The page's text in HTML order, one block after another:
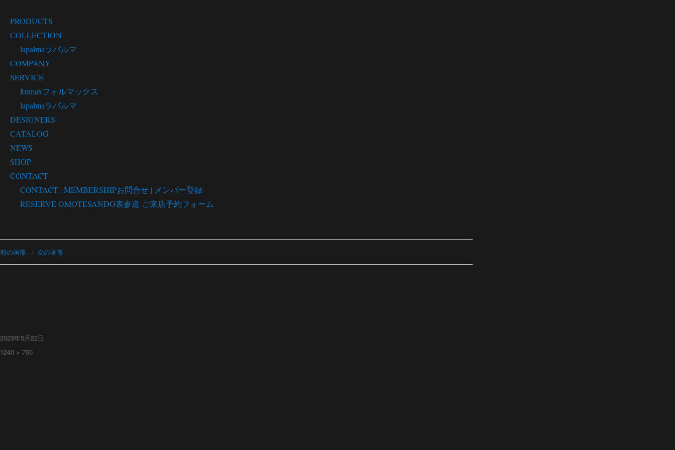
PRODUCTS
COLLECTION
lapalmaラパルマ
COMPANY
SERVICE
formaxフォルマックス
lapalmaラパルマ
DESIGNERS
CATALOG
NEWS
SHOP
CONTACT
CONTACT | MEMBERSHIPお問合せ | メンバー登録
RESERVE OMOTESANDO表参道 ご来店予約フォーム
前の画像 次の画像
投
稿
2023年5月22日
フ
1240 × 700
稿